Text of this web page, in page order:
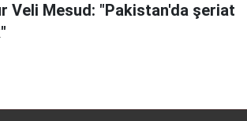
Veli Mesud: "Pakistan'da şeriat